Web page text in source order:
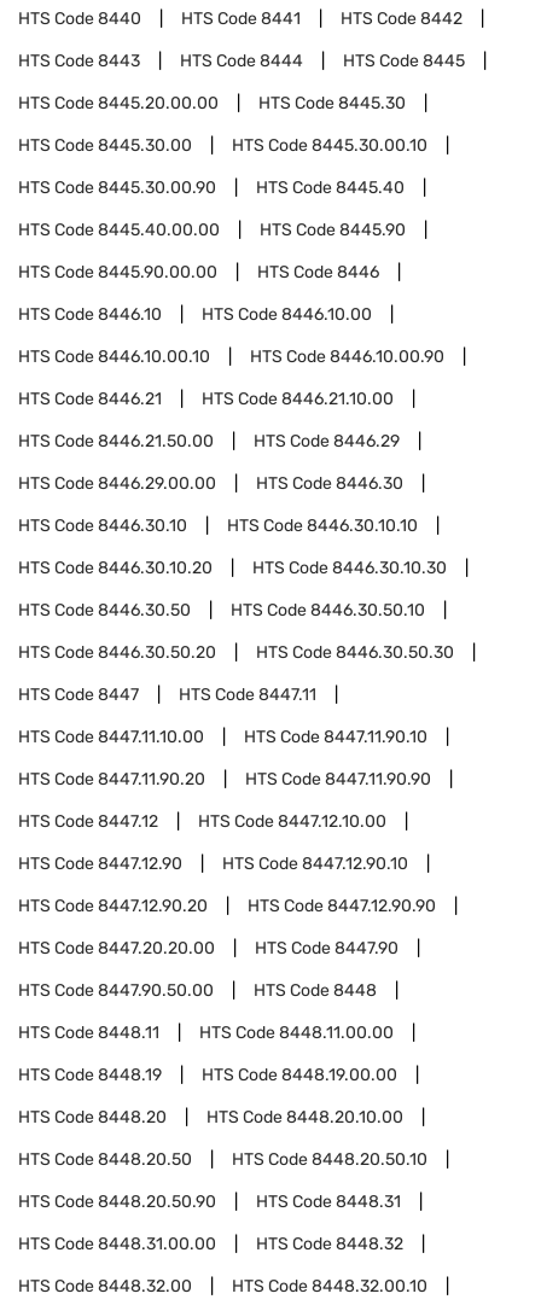
HTS Code8440 HTS Code8441 HTS Code8442
HTS Code8443 HTS Code8444 HTS Code8445
HTS Code8445.20.00.00 HTS Code8445.30
HTS Code8445.30.00 HTS Code8445.30.00.10
HTS Code8445.30.00.90 HTS Code8445.40
HTS Code8445.40.00.00 HTS Code8445.90
HTS Code8445.90.00.00 HTS Code8446
HTS Code8446.10 HTS Code8446.10.00
HTS Code8446.10.00.10 HTS Code8446.10.00.90
HTS Code8446.21 HTS Code8446.21.10.00
HTS Code8446.21.50.00 HTS Code8446.29
HTS Code8446.29.00.00 HTS Code8446.30
HTS Code8446.30.10 HTS Code8446.30.10.10
HTS Code8446.30.10.20 HTS Code8446.30.10.30
HTS Code8446.30.50 HTS Code8446.30.50.10
HTS Code8446.30.50.20 HTS Code8446.30.50.30
HTS Code8447 HTS Code8447.11
HTS Code8447.11.10.00 HTS Code8447.11.90.10
HTS Code8447.11.90.20 HTS Code8447.11.90.90
HTS Code8447.12 HTS Code8447.12.10.00
HTS Code8447.12.90 HTS Code8447.12.90.10
HTS Code8447.12.90.20 HTS Code8447.12.90.90
HTS Code8447.20.20.00 HTS Code8447.90
HTS Code8447.90.50.00 HTS Code8448
HTS Code8448.11 HTS Code8448.11.00.00
HTS Code8448.19 HTS Code8448.19.00.00
HTS Code8448.20 HTS Code8448.20.10.00
HTS Code8448.20.50 HTS Code8448.20.50.10
HTS Code8448.20.50.90 HTS Code8448.31
HTS Code8448.31.00.00 HTS Code8448.32
HTS Code8448.32.00 HTS Code8448.32.00.10